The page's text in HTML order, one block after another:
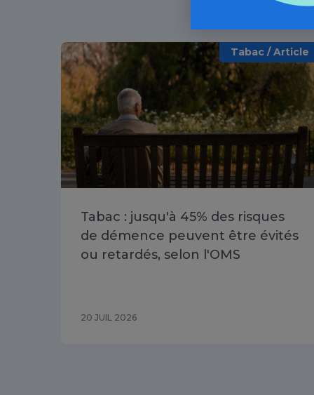
Tabac / Article
Tabac : jusqu'à 45% des risques
de démence peuvent être évités
ou retardés, selon l'OMS
20 JUIL 2026